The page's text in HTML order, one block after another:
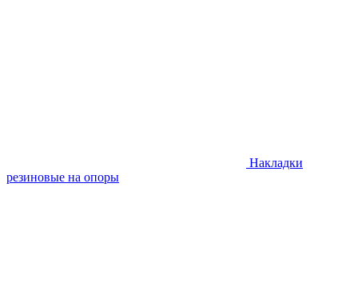
Накладки
резиновые на опоры